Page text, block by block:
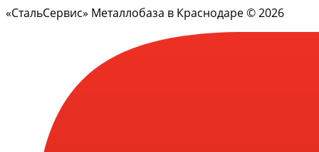
«СтальСервис» Металлобаза в Краснодаре © 2026